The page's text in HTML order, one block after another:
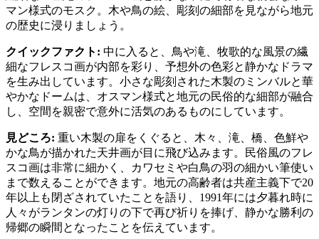
マン様式のモスク。木や鳥の絵、彫刻の細部を見ながら地元
の歴史に浸りましょう。
クイックファクト : 中に入ると、鳥や滝、牧歌的な風景の繊
細なフレスコ画が内部を彩り、予想外の色彩と静かなドラマ
を生み出しています。小さな彫刻された木製のミンバルと華
やかなドームは、オスマン様式と地元の民俗的な細部が融合
し、空間を親密で意外に活気のあるものにしています。
見どころ: 重い木製の扉をくぐると、木々、滝、橋、色鮮や
かな鳥が描かれた天井画が目に飛び込みます。民俗風のフレ
スコ画は非常に細かく、カワセミや白鳥の羽の細かい筆使い
まで数えることができます。地元の高齢者は共産主義下で20
年以上も閉ざされていたことを語り、1991年には夕暮れ時に
人々がランタンの灯りの下で再び祈りを捧げ、静かな勝利の
帰郷の瞬間となったことを伝えています。